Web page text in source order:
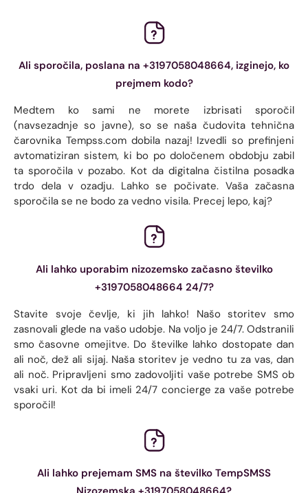
Ali sporočila, poslana na +3197058048664, izginejo, ko
prejmem kodo?
Medtem ko sami ne morete izbrisati sporočil
(navsezadnje so javne), so se naša čudovita tehnična
čarovnika Tempss.com dobila nazaj! Izvedli so prefinjeni
avtomatiziran sistem, ki bo po določenem obdobju zabil
ta sporočila v pozabo. Kot da digitalna čistilna posadka
trdo dela v ozadju. Lahko se počivate. Vaša začasna
sporočila se ne bodo za vedno visila. Precej lepo, kaj?
Ali lahko uporabim nizozemsko začasno številko
+3197058048664 24/7?
Stavite svoje čevlje, ki jih lahko! Našo storitev smo
zasnovali glede na vašo udobje. Na voljo je 24/7. Odstranili
smo časovne omejitve. Do številke lahko dostopate dan
ali noč, dež ali sijaj. Naša storitev je vedno tu za vas, dan
ali noč. Pripravljeni smo zadovoljiti vaše potrebe SMS ob
vsaki uri. Kot da bi imeli 24/7 concierge za vaše potrebe
sporočil!
Ali lahko prejemam SMS na številko TempSMSS